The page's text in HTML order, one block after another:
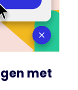
met